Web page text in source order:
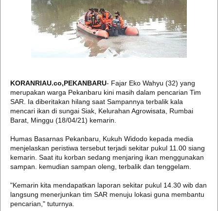
KORANRIAU.co,PEKANBARU- Fajar Eko Wahyu (32) yang
merupakan warga Pekanbaru kini masih dalam pencarian Tim
SAR. Ia diberitakan hilang saat Sampannya terbalik kala
mencari ikan di sungai Siak, Kelurahan Agrowisata, Rumbai
Barat, Minggu (18/04/21) kemarin.
Humas Basarnas Pekanbaru, Kukuh Widodo kepada media
menjelaskan peristiwa tersebut terjadi sekitar pukul 11.00 siang
kemarin. Saat itu korban sedang menjaring ikan menggunakan
sampan. kemudian sampan oleng, terbalik dan tenggelam.
"Kemarin kita mendapatkan laporan sekitar pukul 14.30 wib dan
langsung menerjunkan tim SAR menuju lokasi guna membantu
pencarian," tuturnya.